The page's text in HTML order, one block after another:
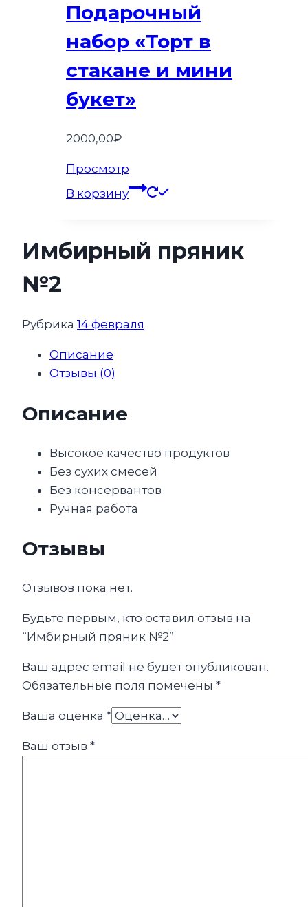
Подарочный
набор «Торт в
стакане и мини
букет»
2000,00₽
Просмотр
В корзину
Имбирный пряник
№2
Рубрика 14 февраля
Описание
Отзывы (0)
Описание
Высокое качество продуктов
Без сухих смесей
Без консервантов
Ручная работа
Отзывы
Отзывов пока нет.
Будьте первым, кто оставил отзыв на
“Имбирный пряник №2”
Ваш адрес email не будет опубликован.
Обязательные поля помечены *
Ваша оценка *
Ваш отзыв *